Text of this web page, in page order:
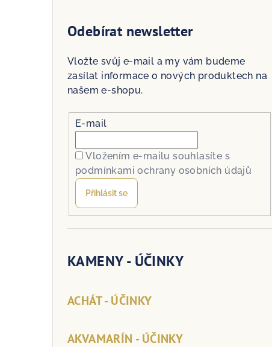
Odebírat newsletter
Vložte svůj e-mail a my vám budeme
zasílat informace o nových produktech na
našem e-shopu.
E-mail
Vložením e-mailu souhlasíte s
podmínkami ochrany osobních údajů
Přihlásit se
KAMENY - ÚČINKY
ACHÁT - ÚČINKY
AKVAMARÍN - ÚČINKY